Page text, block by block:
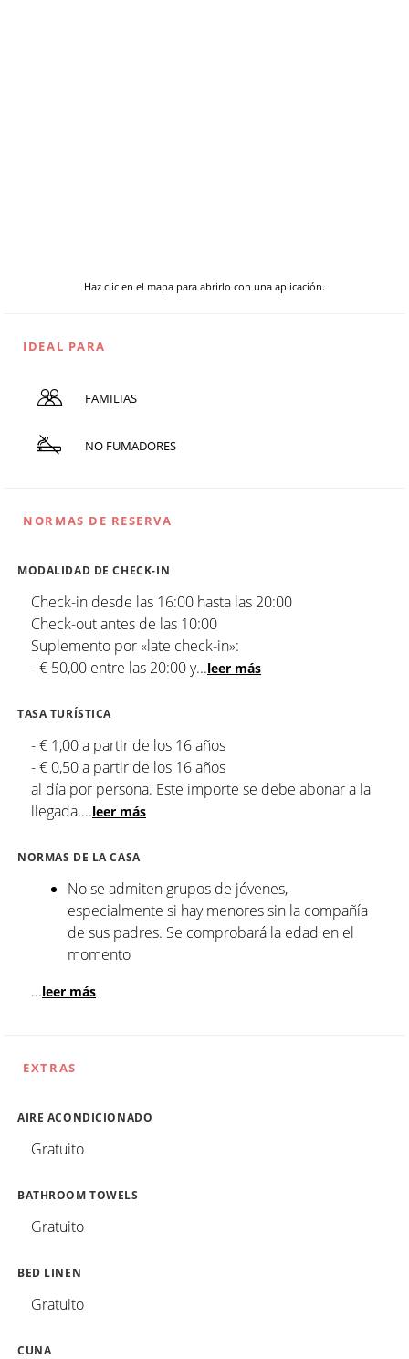
Haz clic en el mapa para abrirlo con una aplicación.
IDEAL PARA
FAMILIAS
NO FUMADORES
NORMAS DE RESERVA
MODALIDAD DE CHECK-IN
Check-in desde las 16:00 hasta las 20:00
Check-out antes de las 10:00
Suplemento por «late check-in»:
- € 50,00 entre las 20:00 y...leer más
TASA TURÍSTICA
- € 1,00 a partir de los 16 años
- € 0,50 a partir de los 16 años
al día por persona. Este importe se debe abonar a la
llegada....leer más
NORMAS DE LA CASA
No se admiten grupos de jóvenes,
especialmente si hay menores sin la compañía
de sus padres. Se comprobará la edad en el
momento
...leer más
EXTRAS
AIRE ACONDICIONADO
Gratuito
BATHROOM TOWELS
Gratuito
BED LINEN
Gratuito
CUNA